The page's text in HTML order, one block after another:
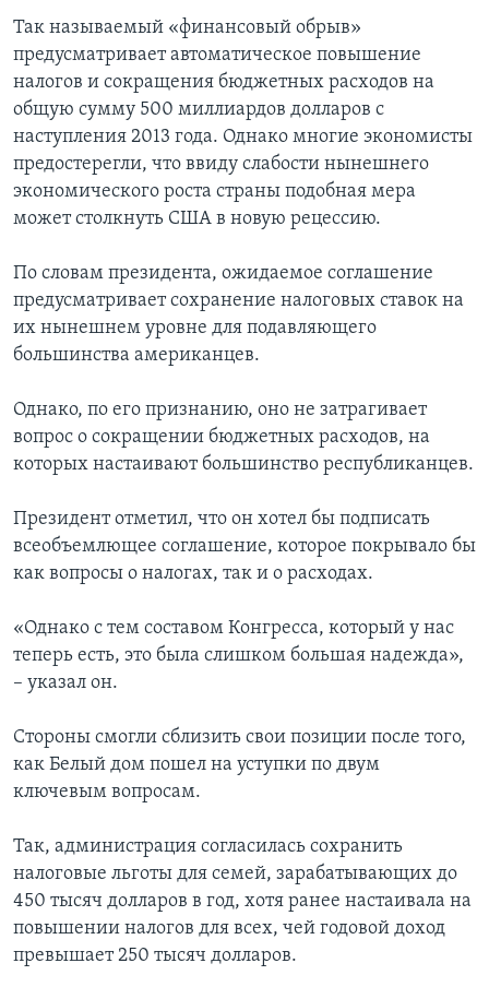
Так называемый «финансовый обрыв»
предусматривает автоматическое повышение
налогов и сокращения бюджетных расходов на
общую сумму 500 миллиардов долларов с
наступления 2013 года. Однако многие экономисты
предостерегли, что ввиду слабости нынешнего
экономического роста страны подобная мера
может столкнуть США в новую рецессию.
По словам президента, ожидаемое соглашение
предусматривает сохранение налоговых ставок на
их нынешнем уровне для подавляющего
большинства американцев.
Однако, по его признанию, оно не затрагивает
вопрос о сокращении бюджетных расходов, на
которых настаивают большинство республиканцев.
Президент отметил, что он хотел бы подписать
всеобъемлющее соглашение, которое покрывало бы
как вопросы о налогах, так и о расходах.
«Однако с тем составом Конгресса, который у нас
теперь есть, это была слишком большая надежда»,
– указал он.
Стороны смогли сблизить свои позиции после того,
как Белый дом пошел на уступки по двум
ключевым вопросам.
Так, администрация согласилась сохранить
налоговые льготы для семей, зарабатывающих до
450 тысяч долларов в год, хотя ранее настаивала на
повышении налогов для всех, чей годовой доход
превышает 250 тысяч долларов.